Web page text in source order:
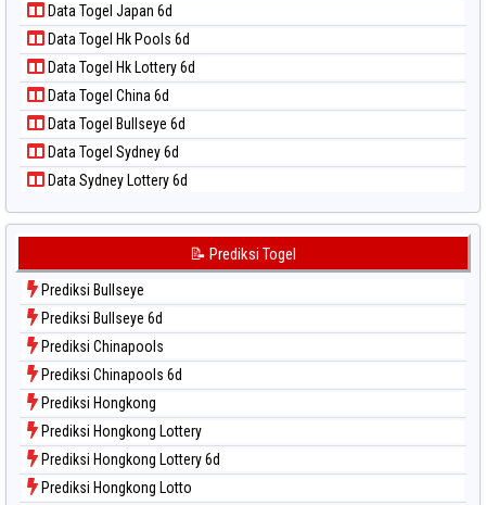
📝 Pola Dasar Taiwan
Data Togel Magnum Cambodia
Data Togel Nagoya
Data Togel North Carolina Day
Data Togel Pcso
Data Togel Sao Paulo
Data Togel Singapore
Data Togel Sydney
Data Togel Sydney Lottery
Data Togel Sydney Lottery 6d
Data Togel Sydney Lotto
Data Togel Sydney Pools 6d
Data Togel Taipei
Data Togel Taiwan
Data Togel Japan 6d
Data Togel Hk Pools 6d
Data Togel Hk Lottery 6d
Data Togel China 6d
Data Togel Bullseye 6d
Data Togel Sydney 6d
Data Sydney Lottery 6d
📝 Prediksi Togel
Prediksi Bullseye
Prediksi Bullseye 6d
Prediksi Chinapools
Prediksi Chinapools 6d
Prediksi Hongkong
Prediksi Hongkong Lottery
Prediksi Hongkong Lottery 6d
Prediksi Hongkong Lotto